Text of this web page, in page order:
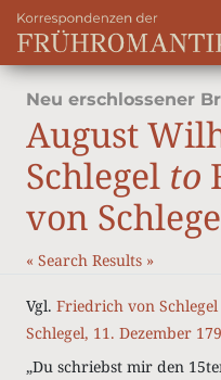
Neu erschlossener
August
Schlegel to
von
« Search Results »
Vgl. Friedrich von
Schlegel, 11. Dezember
„Du schriebst mir den